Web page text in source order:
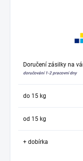
Doručení zásilky na
doručování 1-2 pracovní dny
do 15 kg
od 15 kg
+ dobírka